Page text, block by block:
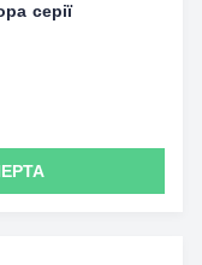
серії